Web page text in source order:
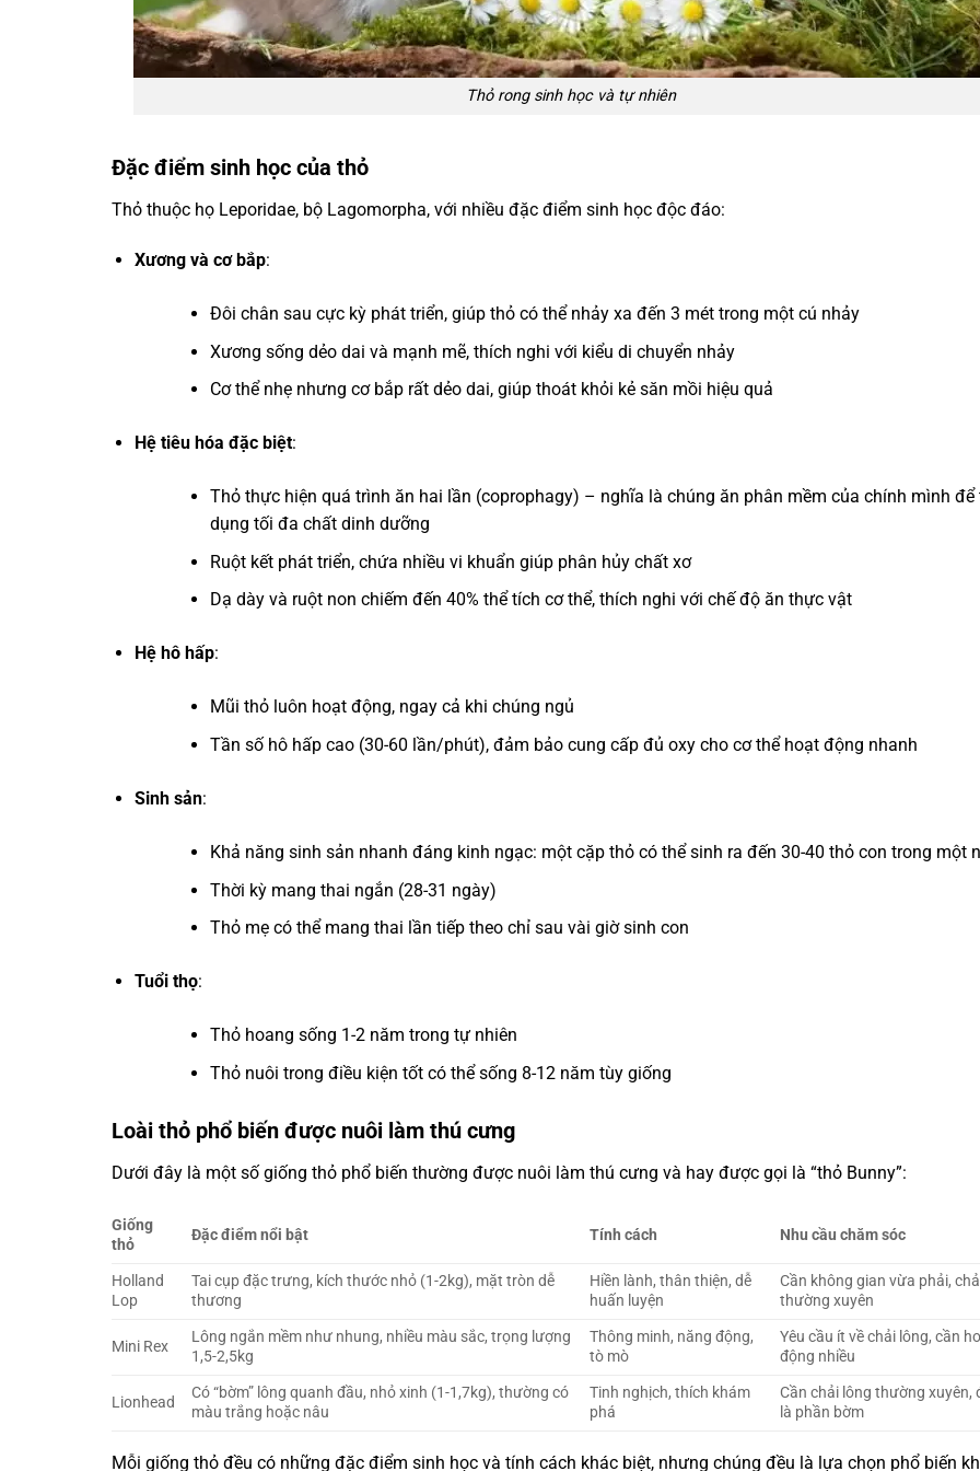
Thỏ rong sinh học và tự nhiên
Đặc điểm sinh học của thỏ
Thỏ thuộc họ Leporidae, bộ Lagomorpha, với nhiều đặc điểm sinh học độc đáo:
Xương và cơ bắp:
Đôi chân sau cực kỳ phát triển, giúp thỏ có thể nhảy xa đến 3 mét trong một cú nhảy
Xương sống dẻo dai và mạnh mẽ, thích nghi với kiểu di chuyển nhảy
Cơ thể nhẹ nhưng cơ bắp rất dẻo dai, giúp thoát khỏi kẻ săn mồi hiệu quả
Hệ tiêu hóa đặc biệt:
Thỏ thực hiện quá trình ăn hai lần (coprophagy) – nghĩa là chúng ăn phân mềm của chính mình để
dụng tối đa chất dinh dưỡng
Ruột kết phát triển, chứa nhiều vi khuẩn giúp phân hủy chất xơ
Dạ dày và ruột non chiếm đến 40% thể tích cơ thể, thích nghi với chế độ ăn thực vật
Hệ hô hấp:
Mũi thỏ luôn hoạt động, ngay cả khi chúng ngủ
Tần số hô hấp cao (30-60 lần/phút), đảm bảo cung cấp đủ oxy cho cơ thể hoạt động nhanh
Sinh sản:
Khả năng sinh sản nhanh đáng kinh ngạc: một cặp thỏ có thể sinh ra đến 30-40 thỏ con trong một
Thời kỳ mang thai ngắn (28-31 ngày)
Thỏ mẹ có thể mang thai lần tiếp theo chỉ sau vài giờ sinh con
Tuổi thọ:
Thỏ hoang sống 1-2 năm trong tự nhiên
Thỏ nuôi trong điều kiện tốt có thể sống 8-12 năm tùy giống
Loài thỏ phổ biến được nuôi làm thú cưng
Dưới đây là một số giống thỏ phổ biến thường được nuôi làm thú cưng và hay được gọi là “thỏ Bunny”:
Giống
thỏ
Đặc điểm nổi bật Tính cách Nhu cầu chăm sóc
Holland
Lop
Tai cụp đặc trưng, kích thước nhỏ (1-2kg), mặt tròn dễ
thương
Hiền lành, thân thiện, dễ
huấn luyện
Cần không gian vừa phải,
thường xuyên
Mini Rex
Lông ngắn mềm như nhung, nhiều màu sắc, trọng lượng
1,5-2,5kg
Thông minh, năng động,
tò mò
Yêu cầu ít về chải lông, cần
động nhiều
Lionhead
Có “bờm” lông quanh đầu, nhỏ xinh (1-1,7kg), thường có
màu trắng hoặc nâu
Tinh nghịch, thích khám
phá
Cần chải lông thường xuyên,
là phần bờm
Mỗi giống thỏ đều có những đặc điểm sinh học và tính cách khác biệt, nhưng chúng đều là lựa chọn phổ biến